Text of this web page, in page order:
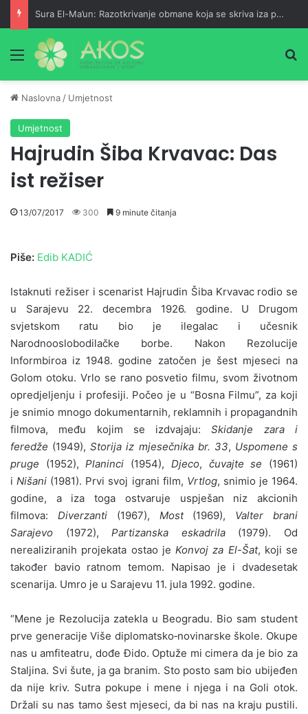
Sura El-Ma’un: Razotkrivanje obmane koja se skriva iza pobožnosti
Meni
Naslovna / Umjetnost
Umjetnost
Hajrudin Šiba Krvavac: Das
ist režiser
13/07/2017 300 9 minute čitanja
Piše: Edib KADIĆ
Istaknuti režiser i scenarist Hajrudin Šiba Krvavac rodio se
u Sarajevu 22. decembra 1926. godine. U Drugom
svjetskom ratu bio je ilegalac i učesnik
Narodnooslobodilačke borbe. Nakon Rezolucije
Informbiroa iz 1948. godine zatočen je šest mjeseci na
Golom otoku. Vrlo se rano posvetio filmu, svom životnom
opredjeljenju i profesiji. Počeo je u “Bosna Filmu”, za koji
je snimio mnogo dokumentarnih, reklamnih i propagandnih
filmova, među kojim se izdvajaju:Skidanje zara i
feredže (1949),Storija iz mjesečnika br. 33, Uspomene s
pruge (1952),Planinci (1954), Djeco, čuvajte se (1961)
iNišani (1981). Prvi svoj igrani film, Vrtlog, snimio je 1964.
godine, a iza toga ostvaruje uspješan niz akcionih
filmova: Diverzanti(1967), Most(1969), Valter brani
Sarajevo (1972),Partizanska eskadrila(1979). Od
nerealiziranih projekata ostao je Konvoj za El-Šat, koji se
također bavio ratnom temom. Napisao je i dvadesetak
scenarija. Umro je u Sarajevu 11. jula 1992. godine.
“Mene je Rezolucija zatekla u Beogradu. Bio sam student
prve generacije Više diplomatsko‑novinarske škole. Okupe
nas u amfiteatru, dođe Đido. Optuže mi cimera da je bio za
Staljina. Svi šute, ja ga branim. Sto posto sam bio ubijeđen
da nije kriv. Sutra pokupe i mene i njega i na Goli otok.
Držali su nas tamo šest mjeseci, da bi nas na kraju pustili.